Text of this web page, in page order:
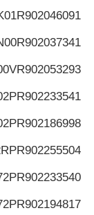
R902046091
R902037341
R902053293
R902233541
R902186998
R902255504
R902233540
R902194817